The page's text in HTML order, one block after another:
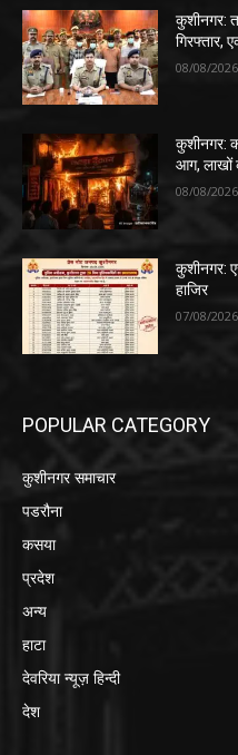
कुशीनगर:
गिरफ्तार,
08/08/2026
कुशीनगर:
आग, लाखों
08/08/2026
कुशीनगर:
हाजिर
07/08/2026
POPULAR CATEGORY
कुशीनगर समाचार
पडरौना
कसया
प्रदेश
अन्य
हाटा
देवरिया न्यूज़ हिन्दी
देश